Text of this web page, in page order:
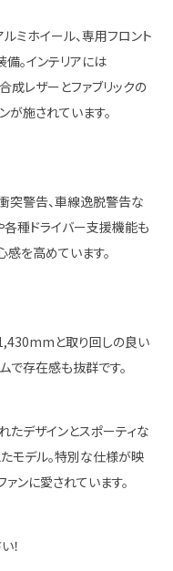
ミホイール、専用フロント
。インテリアには
成レザーとファブリックの
が施されています。
突警告、車線逸脱警告な
各種ドライバー支援機能も
を高めています。
と取り回しの良い
で存在感も抜群です。
たデザインとスポーティな
モデル。特別な仕様が映
ンに愛されています。
！